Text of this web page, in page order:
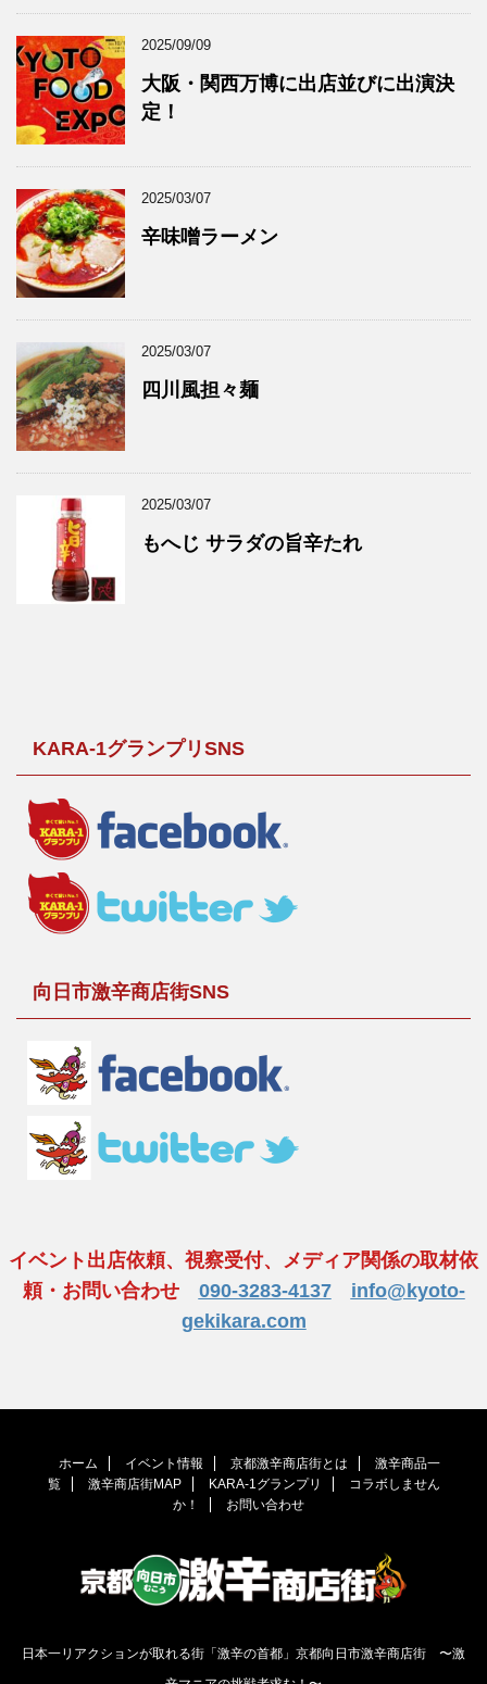
2025/09/09
大阪・関西万博に出店並びに出演決
定！
2025/03/07
辛味噌ラーメン
2025/03/07
四川風担々麺
2025/03/07
もへじ サラダの旨辛たれ
KARA-1グランプリSNS
向日市激辛商店街SNS
イベント出店依頼、視察受付、メディア関係の取材依
頼・お問い合わせ 090-3283-4137
info@kyoto-
gekikara.com
ホーム イベント情報 京都激辛商店街とは
激辛商品一
覧
激辛商店街MAP KARA-1グランプリ
コラボしません
か！
お問い合わせ
日本一リアクションが取れる街「激辛の首都」京都向日市激辛商店街 〜激